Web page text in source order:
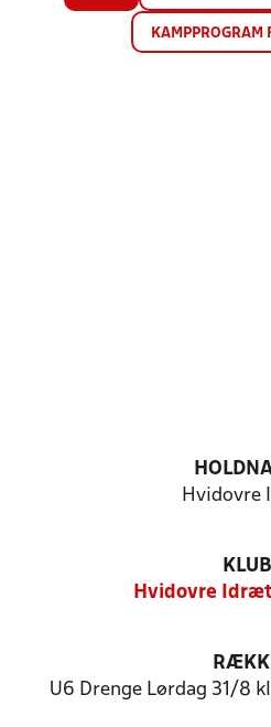
KAMPPROGRAM
Hvidovre
KLUB
Hvidovre
U6 Drenge Lørdag 31/8